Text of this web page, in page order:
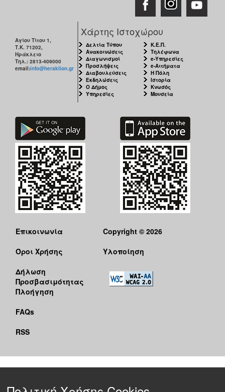
Αγίου Τίτου 1,
Τ.Κ. 71202,
Ηράκλειο
Τηλ.: 2813-409000
email:info@heraklion.gr
Χάρτης Ιστοχώρου
Δελτία Τύπου
Ανακοινώσεις
Διαγωνισμοί
Προσλήψεις
Διαβουλεύσεις
Εκδηλώσεις
Ο Δήμος
Υπηρεσίες
Κ.Ε.Π.
Τηλέφωνα
e-Υπηρεσίες
e-Αιτήματα
Η Πόλη
Ιστορία
Κνωσός
Μουσεία
Επικοινωνία
Όροι Χρήσης
Δήλωση
Προσβασιμότητας
Πλοήγηση
FAQs
RSS
Copyright © 2026
Υλοποίηση